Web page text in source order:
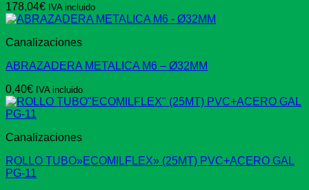
178,04€ IVA incluido
Canalizaciones
ABRAZADERA METALICA M6 – Ø32MM
0,40€ IVA incluido
Canalizaciones
ROLLO TUBO»ECOMILFLEX» (25MT) PVC+ACERO GAL
PG-11